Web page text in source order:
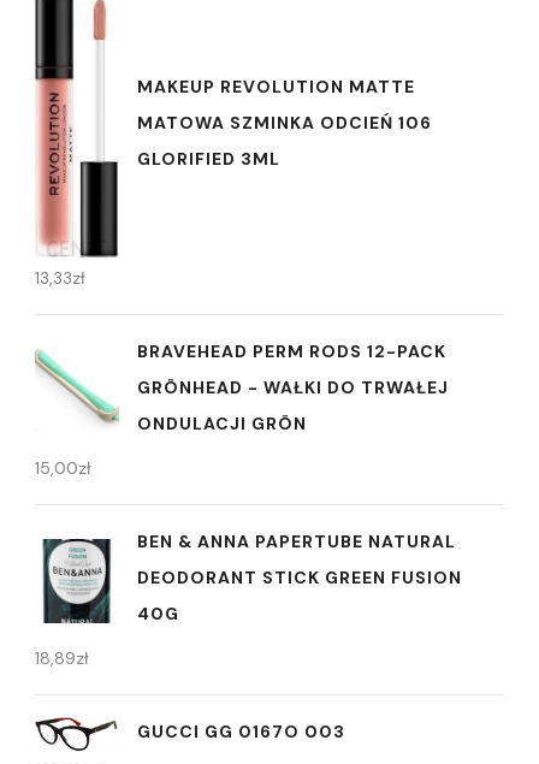
MAKEUP REVOLUTION MATTE
MATOWA SZMINKA ODCIEŃ 106
GLORIFIED 3ML
13,33zł
BRAVEHEAD PERM RODS 12-PACK
GRÖNHEAD - WAŁKI DO TRWAŁEJ
ONDULACJI GRÖN
15,00zł
BEN & ANNA PAPERTUBE NATURAL
DEODORANT STICK GREEN FUSION
40G
18,89zł
GUCCI GG 0167O 003